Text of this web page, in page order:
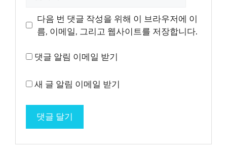
트
다음 번 댓글 작성을 위해 이 브라우저에 이
름, 이메일, 그리고 웹사이트를 저장합니다.
댓글 알림 이메일 받기
새 글 알림 이메일 받기